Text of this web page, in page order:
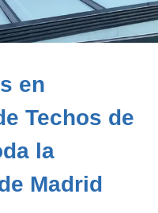
en
Techos de
la
Madrid